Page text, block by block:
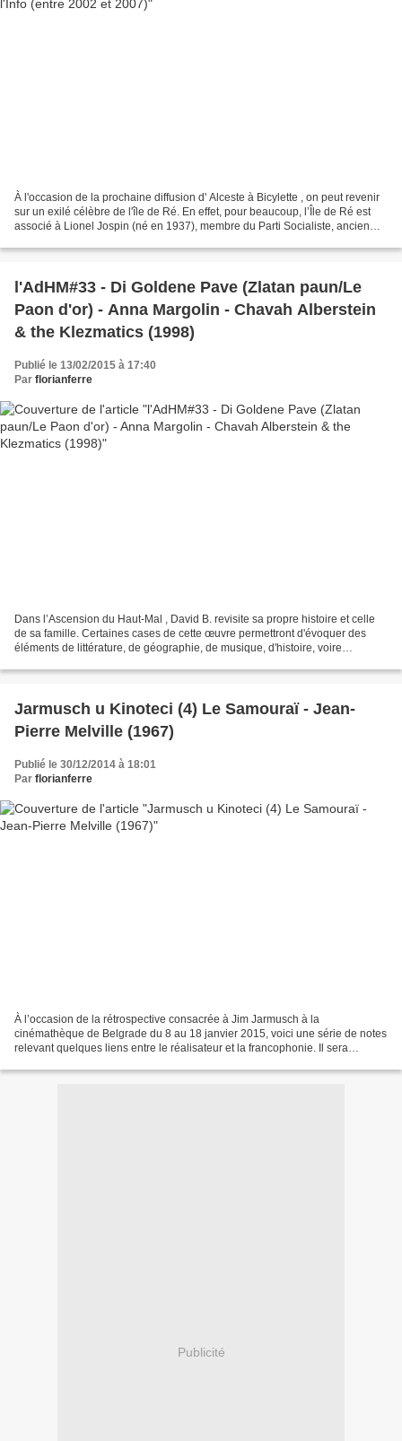
À l'occasion de la prochaine diffusion d' Alceste à Bicylette , on peut revenir
sur un exilé célèbre de l'île de Ré. En effet, pour beaucoup, l’Île de Ré est
associé à Lionel Jospin (né en 1937), membre du Parti Socialiste, ancien
l'AdHM#33 - Di Goldene Pave (Zlatan paun/Le
Paon d'or) - Anna Margolin - Chavah Alberstein
& the Klezmatics (1998)
Publié le 13/02/2015 à 17:40
Par florianferre
Dans l’Ascension du Haut-Mal , David B. revisite sa propre histoire et celle
de sa famille. Certaines cases de cette œuvre permettront d'évoquer des
éléments de littérature, de géographie, de musique, d'histoire, voire
Jarmusch u Kinoteci (4) Le Samouraï - Jean-
Pierre Melville (1967)
Publié le 30/12/2014 à 18:01
Par florianferre
À l’occasion de la rétrospective consacrée à Jim Jarmusch à la
cinémathèque de Belgrade du 8 au 18 janvier 2015, voici une série de notes
relevant quelques liens entre le réalisateur et la francophonie. Il sera
Publicité